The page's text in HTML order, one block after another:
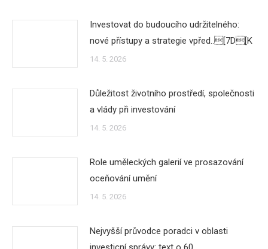
Investovat do budoucího udržitelného:
nové přístupy a strategie vpřed..[7D[K
14. 5. 2026
Důležitost životního prostředí, společnosti
a vlády při investování
14. 5. 2026
Role uměleckých galerií ve prosazování
oceňování umění
14. 5. 2026
Nejvyšší průvodce poradci v oblasti